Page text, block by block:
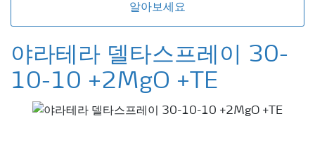
알아보세요
야라테라 델타스프레이 30-
10-10 +2MgO +TE